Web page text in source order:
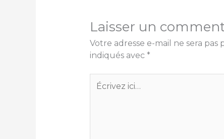
Laisser un
Votre adresse e-mail ne sera pas
indiqués avec *
Écrivez
ici…